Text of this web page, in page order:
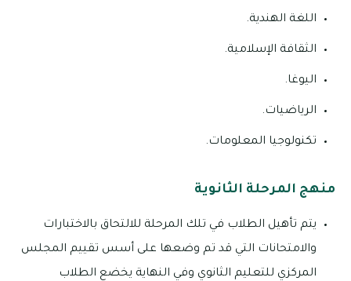
اللغة الهندية.
الثقافة الإسلامية.
اليوغا.
الرياضيات.
تكنولوجيا المعلومات.
منهج المرحلة الثانوية
يتم تأهيل الطلاب في تلك المرحلة للالتحاق بالاختبارات
والامتحانات التي قد تم وضعها على أسس تقييم المجلس
المركزي للتعليم الثانوي وفي النهاية يخضع الطلاب